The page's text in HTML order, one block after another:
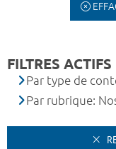
FILTRES ACTIFS
Par type de
Par rubrique: